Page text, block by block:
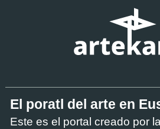
El poratl del arte en
Este es el portal creado por